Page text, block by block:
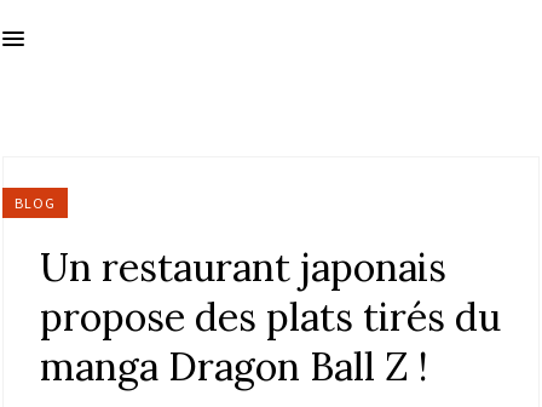
BLOG
Un restaurant japonais
propose des plats tirés du
manga Dragon Ball Z !